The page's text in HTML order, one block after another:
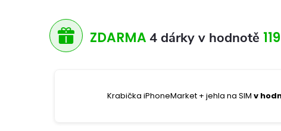
ZDARMA 4 dárky v hodnotě
Krabička iPhoneMarket + jehla na SIM v